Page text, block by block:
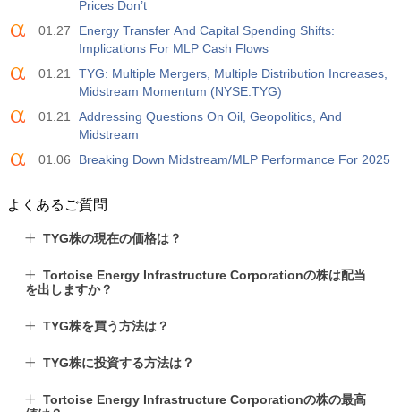
Prices Don’t
01.27
Energy Transfer And Capital Spending Shifts:
Implications For MLP Cash Flows
01.21
TYG: Multiple Mergers, Multiple Distribution Increases,
Midstream Momentum (NYSE:TYG)
01.21
Addressing Questions On Oil, Geopolitics, And
Midstream
01.06
Breaking Down Midstream/MLP Performance For 2025
よくあるご質問
TYG株の現在の価格は？
Tortoise Energy Infrastructure Corporationの株は配当
を出しますか？
TYG株を買う方法は？
TYG株に投資する方法は？
Tortoise Energy Infrastructure Corporationの株の最高